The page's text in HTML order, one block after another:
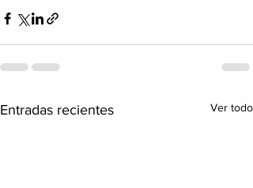
Entradas recientes Ver todo